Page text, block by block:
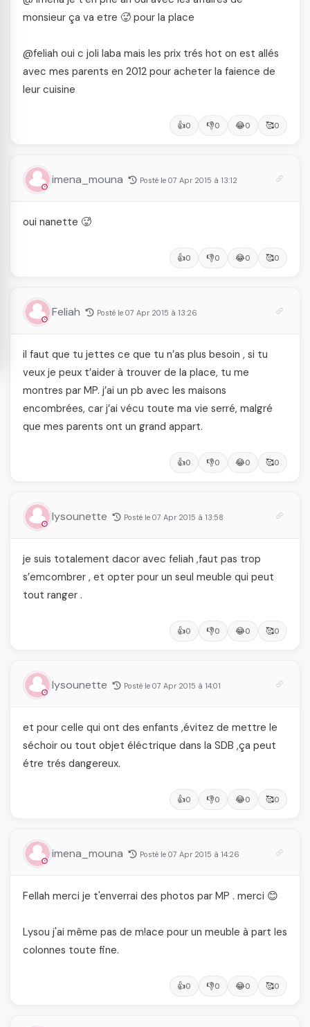
monsieur ça va etre 🥵 pour la place
@feliah oui c joli laba mais les prix trés hot on est allés
avec mes parents en 2012 pour acheter la faience de
leur cuisine
👍0 👎0 😂0 🥰0
imena_mouna Posté le 07 Apr 2015 à 13:12
oui nanette 🥵
👍0 👎0 😂0 🥰0
Feliah Posté le 07 Apr 2015 à 13:26
il faut que tu jettes ce que tu n’as plus besoin , si tu
veux je peux t’aider à trouver de la place, tu me
montres par MP. j’ai un pb avec les maisons
encombrées, car j’ai vécu toute ma vie serré, malgré
que mes parents ont un grand appart.
👍0 👎0 😂0 🥰0
lysounette Posté le 07 Apr 2015 à 13:58
je suis totalement dacor avec feliah ,faut pas trop
s’emcombrer , et opter pour un seul meuble qui peut
tout ranger .
👍0 👎0 😂0 🥰0
lysounette Posté le 07 Apr 2015 à 14:01
et pour celle qui ont des enfants ,évitez de mettre le
séchoir ou tout objet éléctrique dans la SDB ,ça peut
étre trés dangereux.
👍0 👎0 😂0 🥰0
imena_mouna Posté le 07 Apr 2015 à 14:26
Fellah merci je t'enverrai des photos par MP . merci 😊
Lysou j'ai même pas de m!ace pour un meuble à part les
colonnes toute fine.
👍0 👎0 😂0 🥰0